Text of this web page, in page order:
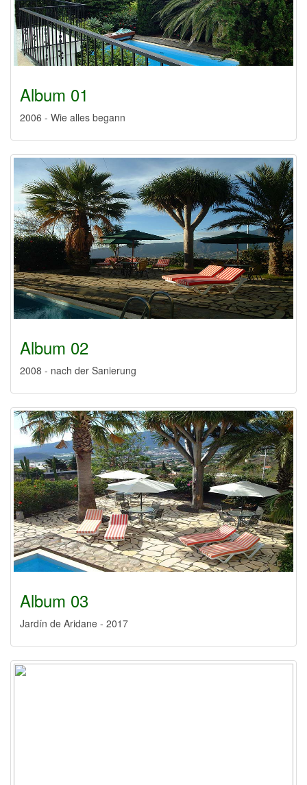
Album 01
2006 - Wie alles begann
Album 02
2008 - nach der Sanierung
Album 03
Jardín de Aridane - 2017